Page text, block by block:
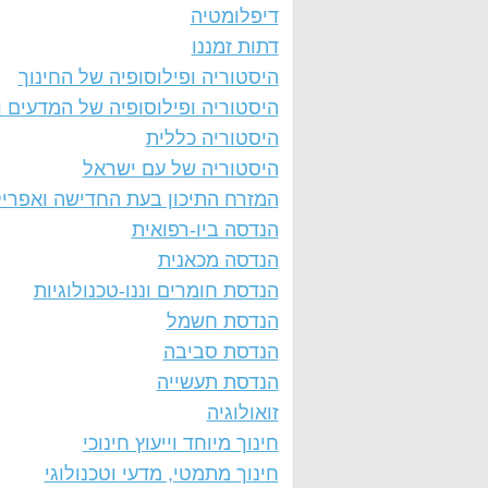
דיפלומטיה
דתות זמננו
היסטוריה ופילוסופיה של החינוך
היסטוריה ופילוסופיה של המדעים
היסטוריה כללית
היסטוריה של עם ישראל
המזרח התיכון בעת החדישה
הנדסה ביו-רפואית
הנדסה מכאנית
הנדסת חומרים וננו-טכנולוגיות
הנדסת חשמל
הנדסת סביבה
הנדסת תעשייה
זואולוגיה
חינוך מיוחד וייעוץ חינוכי
חינוך מתמטי, מדעי וטכנולוגי